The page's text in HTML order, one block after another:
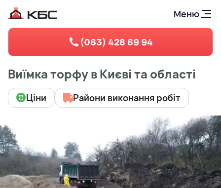
Меню
(063) 428 69 94
Виїмка торфу в Києві та області
Ціни Райони виконання робіт